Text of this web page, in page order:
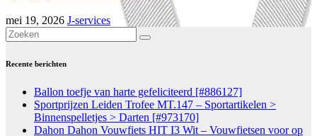
mei 19, 2026 J-services
Recente berichten
Ballon toefje van harte gefeliciteerd [#886127]
Sportprijzen Leiden Trofee MT.147 – Sportartikelen >
Binnenspelletjes > Darten [#973170]
Dahon Dahon Vouwfiets HIT I3 Wit – Vouwfietsen voor op